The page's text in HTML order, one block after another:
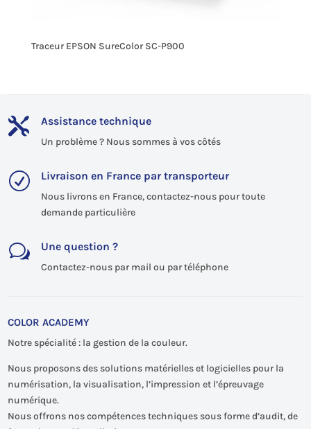
Traceur EPSON SureColor SC-P900
 Assistance technique
Un problème ? Nous sommes à vos côtés
R Livraison en France par transporteur
Nous livrons en France, contactez-nous pour toute
demande particulière
w Une question ?
Contactez-nous par mail ou par téléphone
COLOR ACADEMY
Notre spécialité : la gestion de la couleur.
Nous proposons des solutions matérielles et logicielles pour la
numérisation, la visualisation, l’impression et l’épreuvage
numérique.
Nous offrons nos compétences techniques sous forme d’audit, de